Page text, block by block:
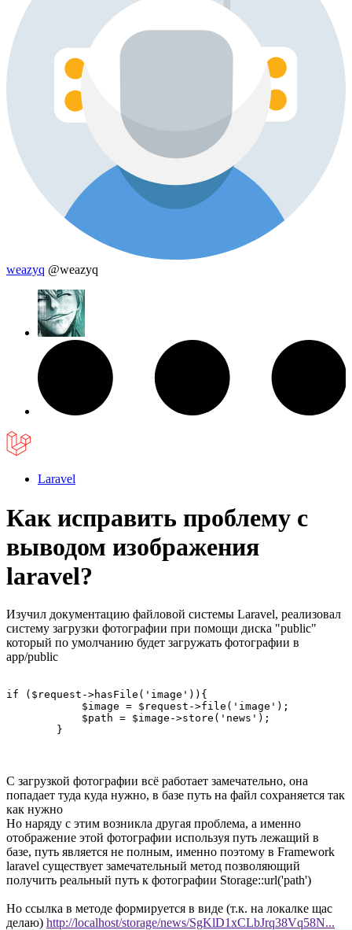
weazyq @weazyq
Laravel
Как исправить проблему с
выводом изображения
laravel?
Изучил документацию файловой системы Laravel, реализовал
систему загрузки фотографии при помощи диска "public"
который по умолчанию будет загружать фотографии в
app/public
if ($request->hasFile('image')){
            $image = $request->file('image');
            $path = $image->store('news');
        }
С загрузкой фотографии всё работает замечательно, она
попадает туда куда нужно, в базе путь на файл сохраняется так
как нужно
Но наряду с этим возникла другая проблема, а именно
отображение этой фотографии используя путь лежащий в
базе, путь является не полным, именно поэтому в Framework
laravel существует замечательный метод позволяющий
получить реальный путь к фотографии Storage::url('path')
Но ссылка в методе формируется в виде (т.к. на локалке щас
делаю) http://localhost/storage/news/SgKlD1xCLbJrq38Vq58N...